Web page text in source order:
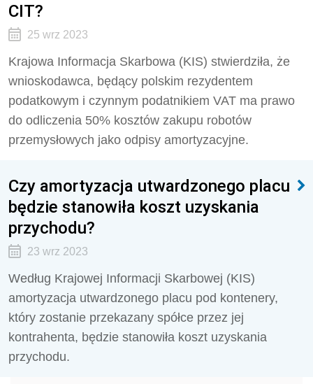
CIT?
25 wrz 2023
Krajowa Informacja Skarbowa (KIS) stwierdziła, że
wnioskodawca, będący polskim rezydentem
podatkowym i czynnym podatnikiem VAT ma prawo
do odliczenia 50% kosztów zakupu robotów
przemysłowych jako odpisy amortyzacyjne.
Czy amortyzacja utwardzonego placu
będzie stanowiła koszt uzyskania
przychodu?
23 wrz 2023
Według Krajowej Informacji Skarbowej (KIS)
amortyzacja utwardzonego placu pod kontenery,
który zostanie przekazany spółce przez jej
kontrahenta, będzie stanowiła koszt uzyskania
przychodu.